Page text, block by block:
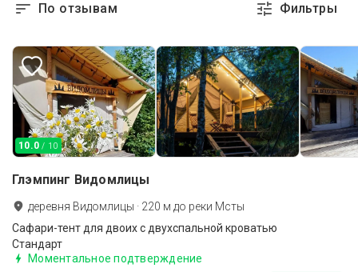
По отзывам Фильтры
10.0 / 10
Глэмпинг Видомлицы
деревня Видомлицы · 220 м до реки Мсты
Сафари-тент для двоих с двухспальной кроватью
Стандарт
Моментальное подтверждение